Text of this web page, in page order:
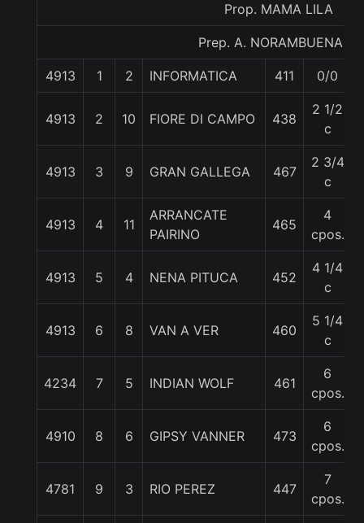
Prop. MAMA LILA
Prep. A. NORAMBUENA G.
4913 1 2 INFORMATICA 411 0/0
4913 2 10 FIORE DI CAMPO 438
2 1/2
c
4913 3 9 GRAN GALLEGA 467
2 3/4
c
4913 4 11
ARRANCATE
PAIRINO
465
4
cpos.
4913 5 4 NENA PITUCA 452
4 1/4
c
4913 6 8 VAN A VER 460
5 1/4
c
4234 7 5 INDIAN WOLF 461
6
cpos.
4910 8 6 GIPSY VANNER 473
6
cpos.
4781 9 3 RIO PEREZ 447
7
cpos.